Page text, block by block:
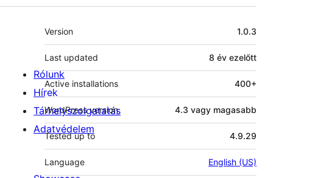
Meta
Version 1.0.3
Last updated 8 év ezelőtt
Active installations 400+
WordPress version 4.3 vagy magasabb
Tested up to 4.9.29
Language English (US)
Rólunk
Hírek
Tárhelyszolgatatás
Adatvédelem